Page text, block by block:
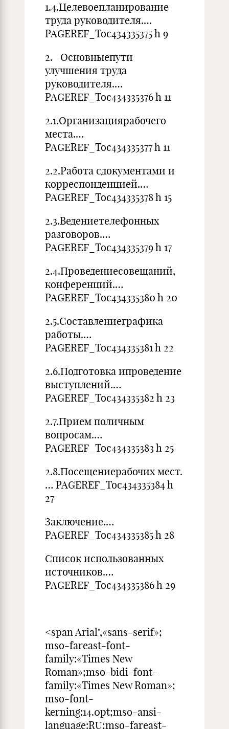
1.4.Целевоепланирование
труда руководителя.…
PAGEREF_Toc434335375 h 9
2. Основныепути
улучшения труда
руководителя.…
PAGEREF_Toc434335376 h 11
2.1.Организациярабочего
места.…
PAGEREF_Toc434335377 h 11
2.2.Работа сдокументами и
корреспонденцией.…
PAGEREF_Toc434335378 h 15
2.3.Ведениетелефонных
разговоров.…
PAGEREF_Toc434335379 h 17
2.4.Проведениесовещаний,
конференций.…
PAGEREF_Toc434335380 h 20
2.5.Составлениеграфика
работы.…
PAGEREF_Toc434335381 h 22
2.6.Подготовка ипроведение
выступлений.…
PAGEREF_Toc434335382 h 23
2.7.Прием поличным
вопросам.…
PAGEREF_Toc434335383 h 25
2.8.Посещениерабочих мест.
… PAGEREF_Toc434335384 h
27
Заключение.…
PAGEREF_Toc434335385 h 28
Список использованных
источников.…
PAGEREF_Toc434335386 h 29
<span Arial",«sans-serif»;
mso-fareast-font-
family:«Times New
Roman»;mso-bidi-font-
family:«Times New Roman»;
mso-font-
kerning:14.0pt;mso-ansi-
language:RU;mso-fareast-